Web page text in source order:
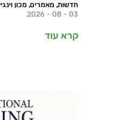
03 - 08 - 2026
קרא עוד